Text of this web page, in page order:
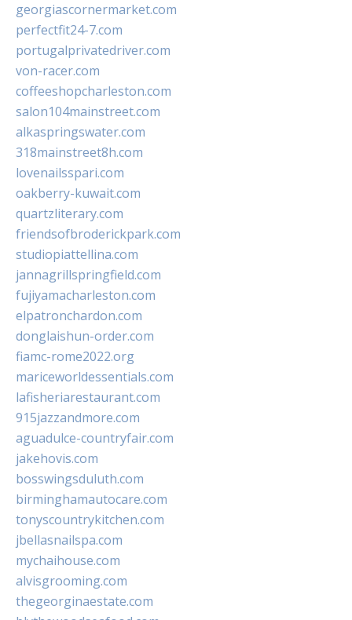
georgiascornermarket.com
perfectfit24-7.com
portugalprivatedriver.com
von-racer.com
coffeeshopcharleston.com
salon104mainstreet.com
alkaspringswater.com
318mainstreet8h.com
lovenailsspari.com
oakberry-kuwait.com
quartzliterary.com
friendsofbroderickpark.com
studiopiattellina.com
jannagrillspringfield.com
fujiyamacharleston.com
elpatronchardon.com
donglaishun-order.com
fiamc-rome2022.org
mariceworldessentials.com
lafisheriarestaurant.com
915jazzandmore.com
aguadulce-countryfair.com
jakehovis.com
bosswingsduluth.com
birminghamautocare.com
tonyscountrykitchen.com
jbellasnailspa.com
mychaihouse.com
alvisgrooming.com
thegeorginaestate.com